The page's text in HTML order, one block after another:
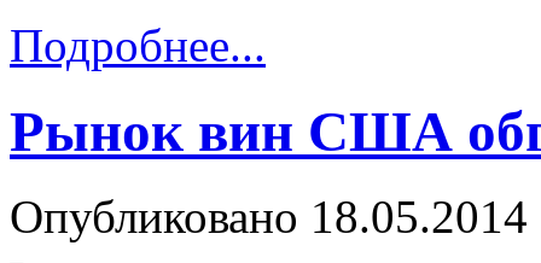
Подробнее...
Рынок вин США
Опубликовано